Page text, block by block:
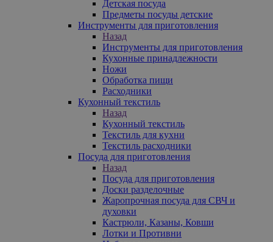
Детская посуда
Предметы посуды детские
Инструменты для приготовления
Назад
Инструменты для приготовления
Кухонные принадлежности
Ножи
Обработка пищи
Расходники
Кухонный текстиль
Назад
Кухонный текстиль
Текстиль для кухни
Текстиль расходники
Посуда для приготовления
Назад
Посуда для приготовления
Доски разделочные
Жаропрочная посуда для СВЧ и
духовки
Кастрюли, Казаны, Ковши
Лотки и Противни